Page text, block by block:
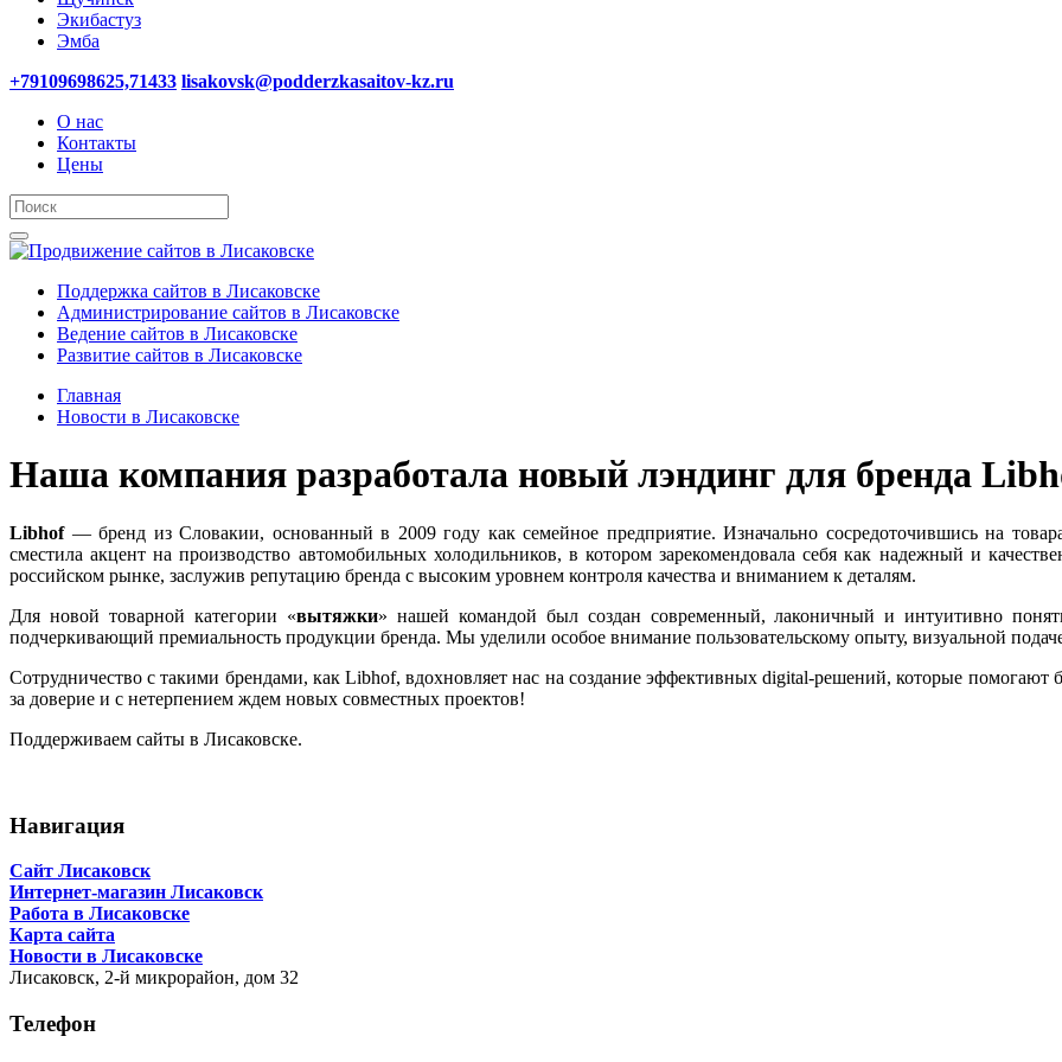
Экибастуз
Эмба
+79109698625,71433 lisakovsk@podderzkasaitov-kz.ru
О нас
Контакты
Цены
Поддержка сайтов в Лисаковске
Администрирование сайтов в Лисаковске
Ведение сайтов в Лисаковске
Развитие сайтов в Лисаковске
Главная
Новости в Лисаковске
Наша компания разработала новый лэндинг для бренда
Libhof— бренд из Словакии, основанный в 2009 году как семейное предприятие. Изначально сосредоточившись на
сместила акцент на производство автомобильных холодильников, в котором зарекомендовала себя как надежный и
российском рынке, заслужив репутацию бренда с высоким уровнем контроля качества и вниманием к деталям.
Для новой товарной категории «вытяжки» нашей командой был создан современный, лаконичный и интуитивно
подчеркивающий премиальность продукции бренда. Мы уделили особое внимание пользовательскому опыту, визуальной
Сотрудничество с такими брендами, как Libhof, вдохновляет нас на создание эффективных digital-решений, которые помогают
за доверие и с нетерпением ждем новых совместных проектов!
Поддерживаем сайты в Лисаковске.
Навигация
Сайт Лисаковск
Интернет-магазин Лисаковск
Работа в Лисаковске
Карта сайта
Новости в Лисаковске
Лисаковск, 2-й микрорайон, дом 32
Телефон